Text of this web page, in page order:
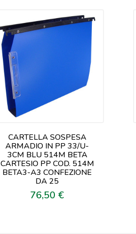
CARTELLA SOSPESA
ARMADIO IN PP 33/U-
3CM BLU 514M BETA
CARTESIO PP COD. 514M
BETA3-A3 CONFEZIONE
DA 25
Prezzo
76,50 €